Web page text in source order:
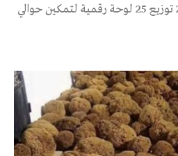
تم يوم الثلاثاء 14 ماي 2024 توزيع 25 لوحة رقمية لتمكين حوالي